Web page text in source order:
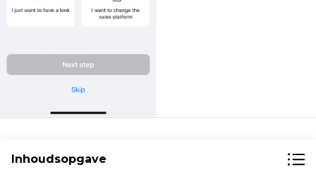
2. Waar gaat uw bedrijf over?
Inhoudsopgave